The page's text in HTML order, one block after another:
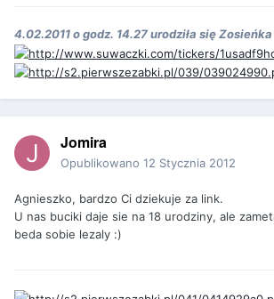
4.02.2011 o godz. 14.27 urodziła się Zosieńka
Jomira
Opublikowano 12 Stycznia 2012
Agnieszko, bardzo Ci dziekuje za link.
U nas buciki daje sie na 18 urodziny, ale
beda sobie lezaly :)